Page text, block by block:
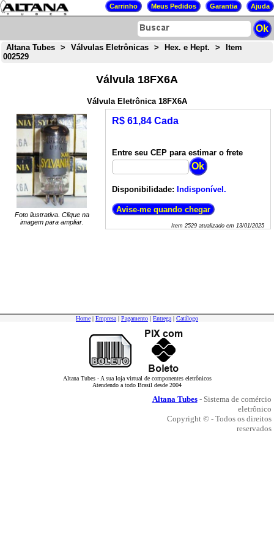
Altana Tubes > Válvulas Eletrônicas > Hex. e Hept. >
Item
002529
Válvula 18FX6A
Válvula Eletrônica 18FX6A
Foto ilustrativa. Clique na
imagem para ampliar.
R$ 61,84 Cada
Entre seu CEP para estimar o frete
Disponibilidade: Indisponível.
Item 2529atualizado em 13/01/2025
Home | Empresa | Pagamento | Entrega | Catálogo
Altana Tubes - A sua loja virtual de componentes eletrônicos
Atendendo a todo Brasil desde 2004
Altana Tubes- Sistema de comércio
eletrônico
Copyright © - Todos os direitos
reservados